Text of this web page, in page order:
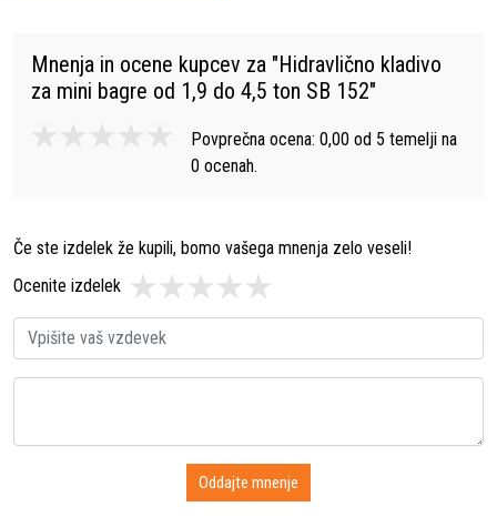
Mnenja in ocene kupcev za "Hidravlično kladivo
za mini bagre od 1,9 do 4,5 ton SB 152"
Povprečna ocena: 0,00 od 5 temelji na
0 ocenah.
Če ste izdelek že kupili, bomo vašega mnenja zelo veseli!
Ocenite izdelek